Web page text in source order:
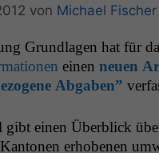
von Michael Fischer
Grund­la­gen hat für
einen neuen
Abgaben”
einen Überblick über die
erhobe­nen